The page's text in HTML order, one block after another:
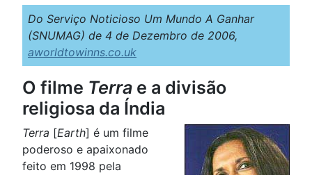
Do Serviço Noticioso Um Mundo A Ganhar
(SNUMAG) de 4 de Dezembro de 2006,
aworldtowinns.co.uk
O filme Terra e a divisão
religiosa da Índia
Terra [Earth] é um filme
poderoso e apaixonado
feito em 1998 pela